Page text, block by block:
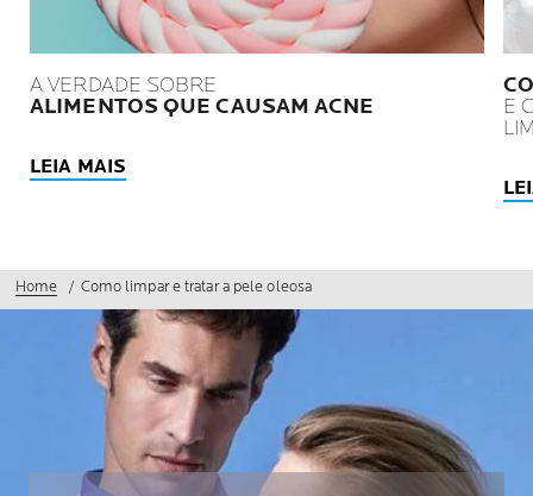
A VERDADE SOBRE
ALIMENTOS QUE CAUSAM ACNE
LEIA MAIS
E
Home Como limpar e tratar a pele oleosa